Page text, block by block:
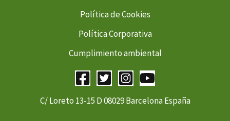
Política de Cookies
Política Corporativa
Cumplimiento ambiental
C/ Loreto 13-15 D 08029 Barcelona España